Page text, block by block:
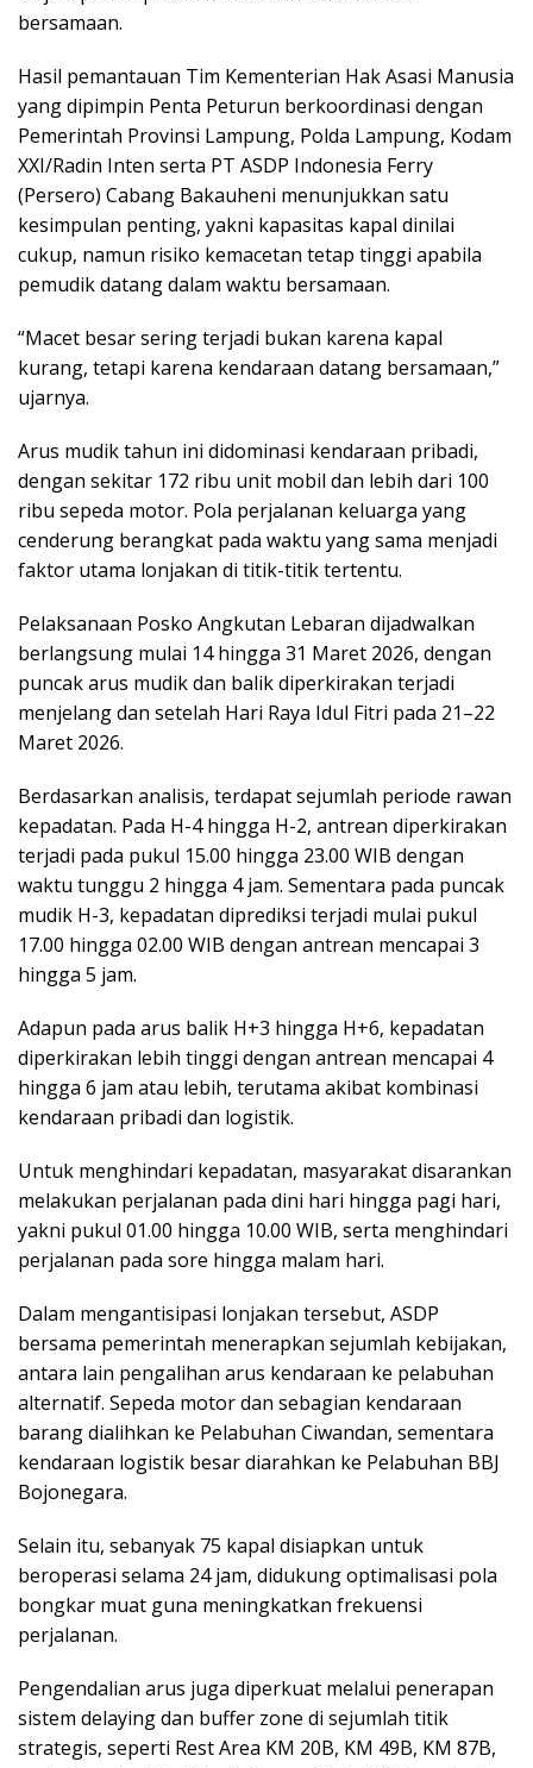
bersamaan.
Hasil pemantauan Tim Kementerian Hak Asasi Manusia
yang dipimpin Penta Peturun berkoordinasi dengan
Pemerintah Provinsi Lampung, Polda Lampung, Kodam
XXI/Radin Inten serta PT ASDP Indonesia Ferry
(Persero) Cabang Bakauheni menunjukkan satu
kesimpulan penting, yakni kapasitas kapal dinilai
cukup, namun risiko kemacetan tetap tinggi apabila
pemudik datang dalam waktu bersamaan.
“Macet besar sering terjadi bukan karena kapal
kurang, tetapi karena kendaraan datang bersamaan,”
ujarnya.
Arus mudik tahun ini didominasi kendaraan pribadi,
dengan sekitar 172 ribu unit mobil dan lebih dari 100
ribu sepeda motor. Pola perjalanan keluarga yang
cenderung berangkat pada waktu yang sama menjadi
faktor utama lonjakan di titik-titik tertentu.
Pelaksanaan Posko Angkutan Lebaran dijadwalkan
berlangsung mulai 14 hingga 31 Maret 2026, dengan
puncak arus mudik dan balik diperkirakan terjadi
menjelang dan setelah Hari Raya Idul Fitri pada 21–22
Maret 2026.
Berdasarkan analisis, terdapat sejumlah periode rawan
kepadatan. Pada H-4 hingga H-2, antrean diperkirakan
terjadi pada pukul 15.00 hingga 23.00 WIB dengan
waktu tunggu 2 hingga 4 jam. Sementara pada puncak
mudik H-3, kepadatan diprediksi terjadi mulai pukul
17.00 hingga 02.00 WIB dengan antrean mencapai 3
hingga 5 jam.
Adapun pada arus balik H+3 hingga H+6, kepadatan
diperkirakan lebih tinggi dengan antrean mencapai 4
hingga 6 jam atau lebih, terutama akibat kombinasi
kendaraan pribadi dan logistik.
Untuk menghindari kepadatan, masyarakat disarankan
melakukan perjalanan pada dini hari hingga pagi hari,
yakni pukul 01.00 hingga 10.00 WIB, serta menghindari
perjalanan pada sore hingga malam hari.
Dalam mengantisipasi lonjakan tersebut, ASDP
bersama pemerintah menerapkan sejumlah kebijakan,
antara lain pengalihan arus kendaraan ke pelabuhan
alternatif. Sepeda motor dan sebagian kendaraan
barang dialihkan ke Pelabuhan Ciwandan, sementara
kendaraan logistik besar diarahkan ke Pelabuhan BBJ
Bojonegara.
Selain itu, sebanyak 75 kapal disiapkan untuk
beroperasi selama 24 jam, didukung optimalisasi pola
bongkar muat guna meningkatkan frekuensi
perjalanan.
Pengendalian arus juga diperkuat melalui penerapan
sistem delaying dan buffer zone di sejumlah titik
strategis, seperti Rest Area KM 20B, KM 49B, KM 87B,